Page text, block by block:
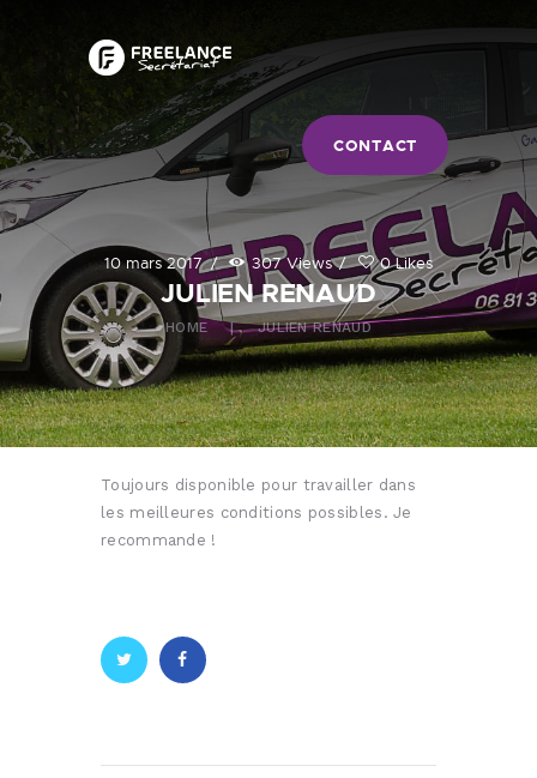
CONTACT
10 mars 2017 307 Views 0 Likes
JULIEN RENAUD
HOME JULIEN RENAUD
FREELANCE SECRÉTARIAT 71
Accompagnement dans la gestion dans leur gestion administrative et
commerciale
SERVICES
ÉQUIPE
ACTUALITÉS
Toujours disponible pour travailler dans
les meilleures conditions possibles. Je
recommande !